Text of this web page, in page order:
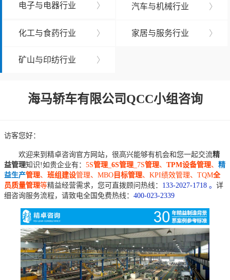
电子与电器行业 〉 汽车与机械行业 〉
化工与食药行业 〉 家居与服务行业 〉
矿山与印纺行业 〉
海马轿车有限公司QCC小组咨询
访客您好：
欢迎来到精卓咨询官方网站，很高兴能够有机会和您一起交流精
益管理知识!如贵企业有： 5S管理 6S管理 _7S管理、 TPM设备管理、 精
益生产管理、 班组建设管理、MBO 目标管理、KPI绩效管理、TQM全
员质量管理等精益经营需求，您可直拨顾问热线： 133-2027-1718 。 详
细咨询服务流程，请致电全国免费热线： 400-023-2339